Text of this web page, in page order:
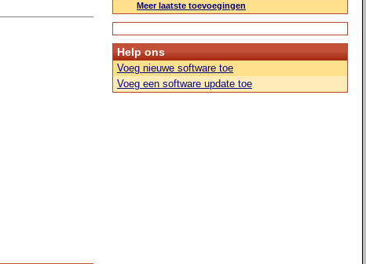
Meer laatste toevoegingen
Help ons
Voeg nieuwe software toe
Voeg een software update toe